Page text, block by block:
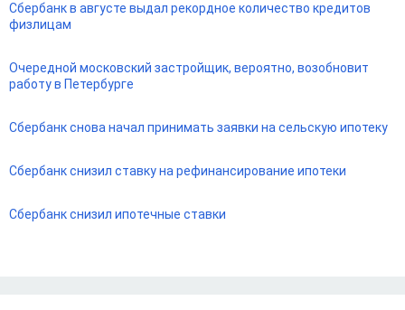
Сбербанк в августе выдал рекордное количество кредитов
физлицам
Очередной московский застройщик, вероятно, возобновит
работу в Петербурге
Сбербанк снова начал принимать заявки на сельскую ипотеку
Сбербанк снизил ставку на рефинансирование ипотеки
Сбербанк снизил ипотечные ставки